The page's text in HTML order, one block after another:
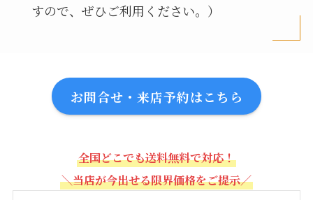
すので、ぜひご利用ください。）
お問合せ・来店予約はこちら
全国どこでも送料無料で対応！
＼当店が今出せる限界価格をご提示／